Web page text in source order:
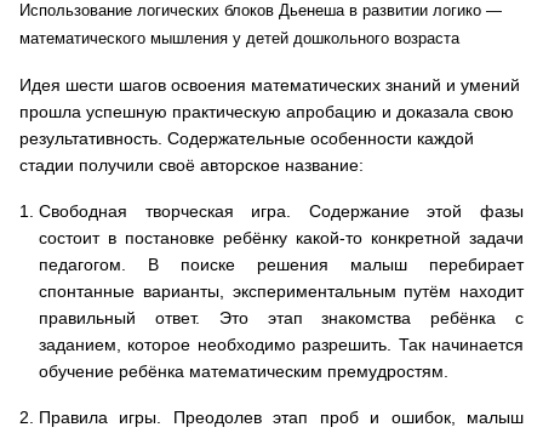
Использование логических блоков Дьенеша в развитии логико —
математического мышления у детей дошкольного возраста
Идея шести шагов освоения математических знаний и умений
прошла успешную практическую апробацию и доказала свою
результативность. Содержательные особенности каждой
стадии получили своё авторское название:
Свободная творческая игра. Содержание этой фазы
состоит в постановке ребёнку какой-то конкретной задачи
педагогом. В поиске решения малыш перебирает
спонтанные варианты, экспериментальным путём находит
правильный ответ. Это этап знакомства ребёнка с
заданием, которое необходимо разрешить. Так начинается
обучение ребёнка математическим премудростям.
Правила игры. Преодолев этап проб и ошибок, малыш